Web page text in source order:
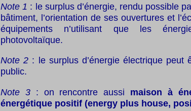
Note 1 : le surplus d’énergie, rendu possible
bâtiment, l’orientation de ses ouvertures et
équipements n’utilisant que les
photovoltaïque.
Note 2 : le surplus d’énergie électrique peut
public.
Note 3: on rencontre aussi maison à
énergétique positif (energy plus house,